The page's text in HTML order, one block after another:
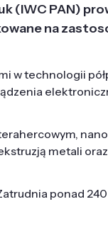
(IWC PAN)
na
w technologii
metali
ponad